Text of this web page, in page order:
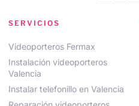
SERVICIOS
Videoporteros Fermax
Instalación videoporteros
Valencia
Instalar telefonillo en Valencia